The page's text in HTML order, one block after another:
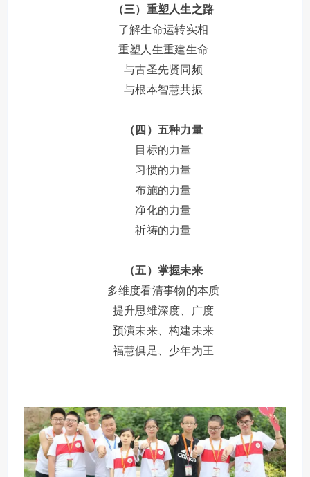
（三）重塑人生之路
了解生命运转实相
重塑人生重建生命
与古圣先贤同频
与根本智慧共振
（四）五种力量
目标的力量
习惯的力量
布施的力量
净化的力量
祈祷的力量
（五）掌握未来
多维度看清事物的本质
提升思维深度、广度
预演未来、构建未来
福慧俱足、少年为王